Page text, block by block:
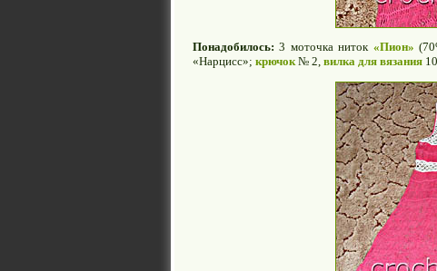
Понадобилось: 3 моточка ниток «Пион»
«Нарцисс»; крючок№ 2, вилка для вязания